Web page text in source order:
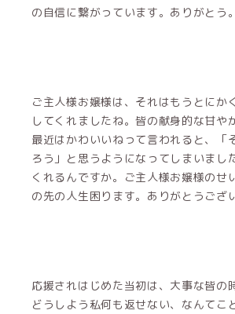
の自信に繋がっています。ありがとう。
ご主人様お嬢様は、それはもうとにか
してくれましたね。皆の献身的な甘や
最近はかわいいねって言われると、「
ろう」と思うようになってしまいまし
くれるんですか。ご主人様お嬢様のせ
の先の人生困ります。ありがとうござ
応援されはじめた当初は、大事な皆の
どうしよう私何も返せない、なんてこ